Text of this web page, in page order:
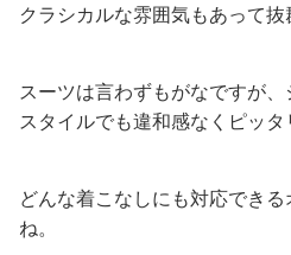
クラシカルな雰囲気もあって抜
スーツは言わずもがなですが
スタイルでも違和感なくピッタ
どんな着こなしにも対応でき
ね。